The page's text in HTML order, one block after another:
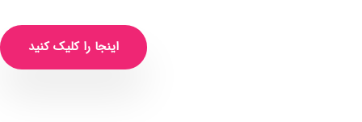
اینجا را کلیک کنید